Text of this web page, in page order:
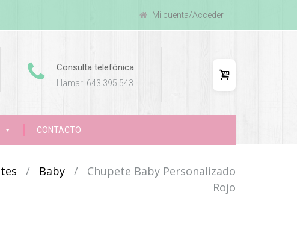
Mi cuenta/Acceder
Consulta telefónica
Llamar: 643 395 543
CONTACTO
/ Baby /
Chupete Baby Personalizado
Rojo